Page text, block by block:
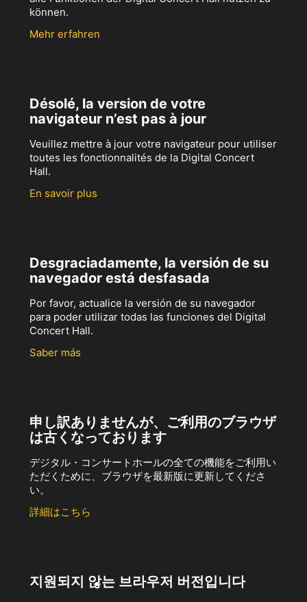
können.
Mehr erfahren
Désolé, la version de votre
navigateur n’est pas à jour
Veuillez mettre à jour votre navigateur pour utiliser
toutes les fonctionnalités de la Digital Concert
Hall.
En savoir plus
Desgraciadamente, la versión de su
navegador está desfasada
Por favor, actualice la versión de su navegador
para poder utilizar todas las funciones del Digital
Concert Hall.
Saber más
申し訳ありませんが、ご利用のブラウザ
は古くなっております
デジタル・コンサートホールの全ての機能をご利用い
ただくために、ブラウザを最新版に更新してくださ
い。
詳細はこちら
지원되지 않는 브라우저 버전입니다